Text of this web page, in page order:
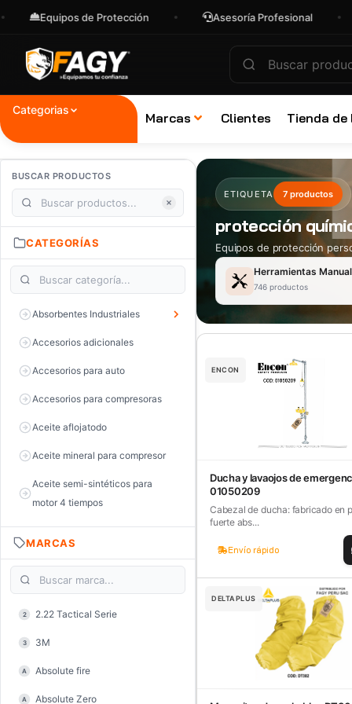
Equipos de Protección Asesoría Profesional
Categorias
Marcas Clientes Tienda de
BUSCAR PRODUCTOS
CATEGORÍAS
Absorbentes Industriales
Accesorios adicionales
Accesorios para auto
Accesorios para compresoras
Aceite aflojatodo
Aceite mineral para compresor
Aceite semi-sintéticos para
motor 4 tiempos
Aceite sintéticos para motor 2
tiempos
Aceite, grasa y lubricantes
MARCAS
2 2.22 Tactical Serie
3 3M
A Absolute fire
A Absolute Zero
ETIQUETA 7 productos
protección
Equipos de protección
Herramientas
746 productos
ENCON
Ducha y lavaojos de
01050209
Cabezal de ducha: fabricado en
fuerte abs...
Envío rápido
DELTAPLUS